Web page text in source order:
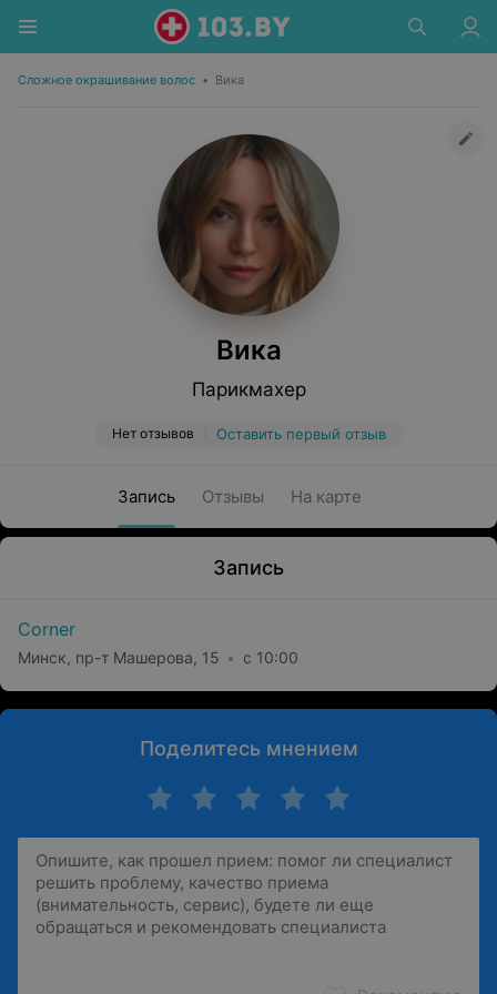
Сложное окрашивание волос • Вика
Вика
Парикмахер
Нет отзывов Оставить первый отзыв
Запись Отзывы На карте
Запись
Corner
Минск, пр-т Машерова, 15 с 10:00
Поделитесь мнением